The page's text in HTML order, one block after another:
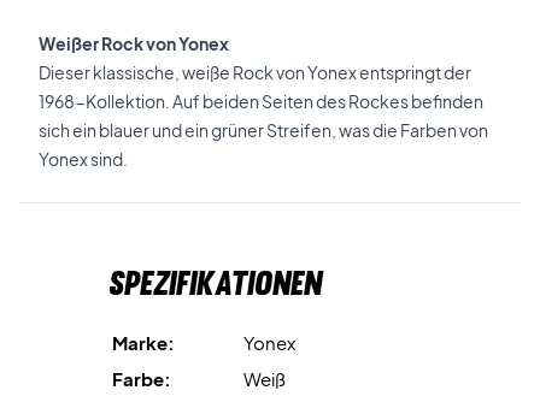
Weißer Rock von Yonex
Dieser klassische, weiße Rock von Yonex entspringt der
1968-Kollektion. Auf beiden Seiten des Rockes befinden
sich ein blauer und ein grüner Streifen, was die Farben von
Yonex sind.
Spezifikationen
Marke:
Yonex
Farbe:
Weiß